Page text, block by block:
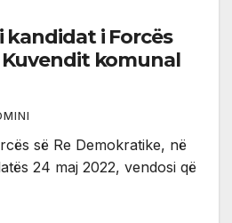
kandidat i Forcës
komunal
së Re Demokratike, në
24 maj 2022, vendosi që